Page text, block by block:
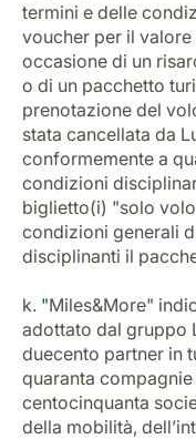
termini e delle
voucher per il
occasione di un
o di un pacchetto
prenotazione del
stata cancellata da
conformemente a
condizioni
biglietto(i) "solo
condizioni generali
disciplinanti il
k. "Miles&More"
adottato dal gruppo
duecento partner in
quaranta
centocinquanta
della mobilità,